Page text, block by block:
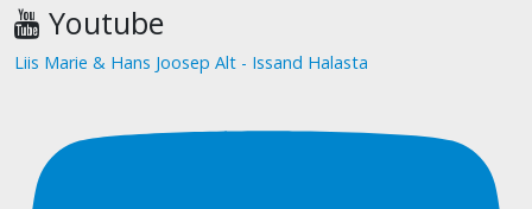
Youtube
Liis Marie & Hans Joosep Alt - Issand Halasta